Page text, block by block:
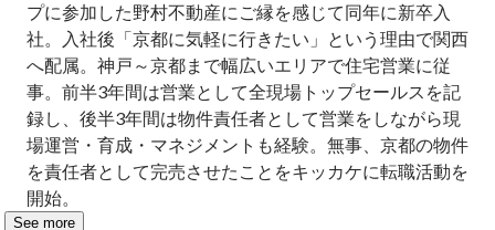
プに参加した野村不動産にご縁を感じて同年に新卒入
社。入社後「京都に気軽に行きたい」という理由で関西
へ配属。神戸～京都まで幅広いエリアで住宅営業に従
事。前半3年間は営業として全現場トップセールスを記
録し、後半3年間は物件責任者として営業をしながら現
場運営・育成・マネジメントも経験。無事、京都の物件
を責任者として完売させたことをキッカケに転職活動を
開始。
See more